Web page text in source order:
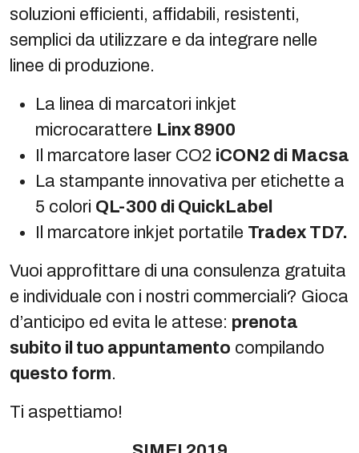
soluzioni efficienti, affidabili, resistenti,
semplici da utilizzare e da integrare nelle
linee di produzione.
La linea di marcatori inkjet
microcarattere Linx 8900
Il marcatore laser CO2 iCON2 di Macsa
La stampante innovativa per etichette a
5 colori QL-300 di QuickLabel
Il marcatore inkjet portatile Tradex TD7.
Vuoi approfittare di una consulenza gratuita
e individuale con i nostri commerciali? Gioca
d’anticipo ed evita le attese: prenota
subito il tuo appuntamento compilando
questo form.
Ti aspettiamo!